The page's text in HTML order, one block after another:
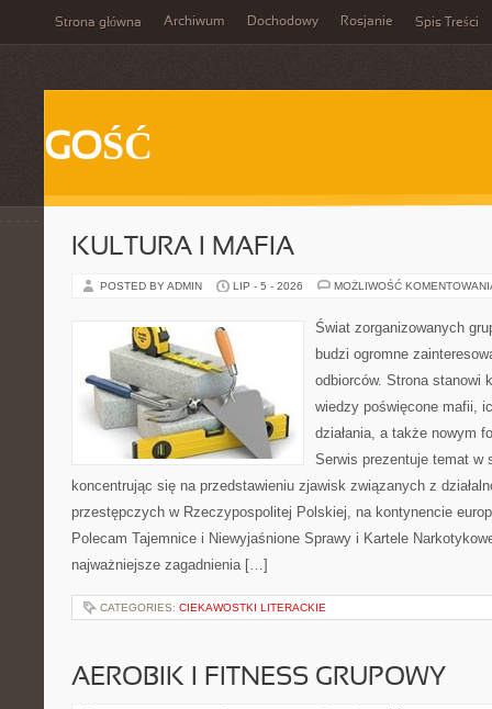
Strona główna Archiwum Dochodowy Rosjanie Spis Treści
GOŚĆ
KULTURA I MAFIA
POSTED BY ADMIN LIP - 5 - 2026 MOŻLIWOŚĆ
Świat zorganizowanych
budzi ogromne
odbiorców. Strona stanowi
wiedzy poświęcone mafii,
działania, a także nowym
Serwis prezentuje temat w
koncentrując się na przedstawieniu zjawisk związanych z
przestępczych w Rzeczypospolitej Polskiej, na kontynencie
Polecam Tajemnice i Niewyjaśnione Sprawy i Kartele
najważniejsze zagadnienia […]
CATEGORIES: CIEKAWOSTKI LITERACKIE
AEROBIK I FITNESS GRUPOWY